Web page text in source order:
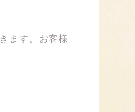
ます。お客様